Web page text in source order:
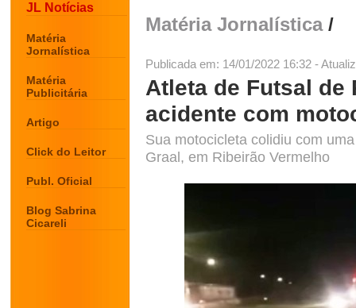
JL Notícias
Matéria
Jornalística
Matéria
Publicitária
Artigo
Click do Leitor
Publ. Oficial
Blog Sabrina
Cicareli
Matéria Jornalística/
Publicada em: 14/01/2022 16:32 -
Atleta de Futsal de
acidente com
Sua motocicleta colidiu com
Graal, em Ribeirão Vermelho